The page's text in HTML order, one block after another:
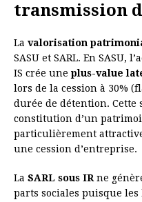
transmission
La valorisation
SASU et SARL. En SASU,
IS crée une plus-value
lors de la cession à 30%
durée de détention.
constitution d’un
particulièrement
une cession d’entreprise.
La SARL sous IRne
parts sociales puisque